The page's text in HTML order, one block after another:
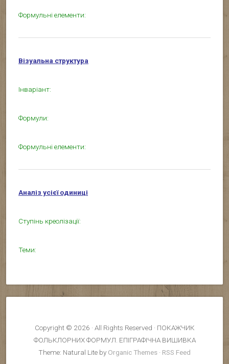
Формульні елементи:
Візуальна структура
Інваріант:
Формули:
Формульні елементи:
Аналіз усієї одиниці
Ступінь креолізації:
Теми:
Copyright © 2026 · All Rights Reserved · ПОКАЖЧИК
ФОЛЬКЛОРНИХ ФОРМУЛ. ЕПІГРАФІЧНА ВИШИВКА
Theme: Natural Lite by Organic Themes · RSS Feed